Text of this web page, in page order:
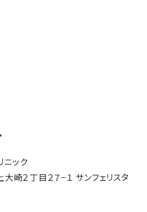
ック
崎２丁目２７−１ サンフェリスタ